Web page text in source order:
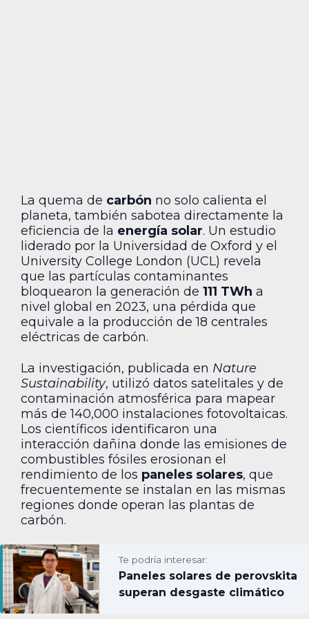
La quema de carbón no solo calienta el
planeta, también sabotea directamente la
eficiencia de la energía solar. Un estudio
liderado por la Universidad de Oxford y el
University College London (UCL) revela
que las partículas contaminantes
bloquearon la generación de 111 TWh a
nivel global en 2023, una pérdida que
equivale a la producción de 18 centrales
eléctricas de carbón.
La investigación, publicada en Nature
Sustainability, utilizó datos satelitales y de
contaminación atmosférica para mapear
más de 140,000 instalaciones fotovoltaicas.
Los científicos identificaron una
interacción dañina donde las emisiones de
combustibles fósiles erosionan el
rendimiento de los paneles solares, que
frecuentemente se instalan en las mismas
regiones donde operan las plantas de
carbón.
Te podría interesar:
Paneles solares de perovskita
superan desgaste climático